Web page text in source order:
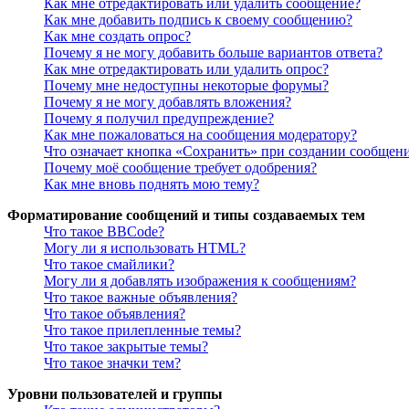
Как мне добавить подпись к своему сообщению?
Как мне создать опрос?
Почему я не могу добавить больше вариантов ответа?
Как мне отредактировать или удалить опрос?
Почему мне недоступны некоторые форумы?
Почему я не могу добавлять вложения?
Почему я получил предупреждение?
Как мне пожаловаться на сообщения модератору?
Что означает кнопка «Сохранить» при создании
Почему моё сообщение требует одобрения?
Как мне вновь поднять мою тему?
Форматирование сообщений и типы создаваемых тем
Что такое BBCode?
Могу ли я использовать HTML?
Что такое смайлики?
Могу ли я добавлять изображения к сообщениям?
Что такое важные объявления?
Что такое объявления?
Что такое прилепленные темы?
Что такое закрытые темы?
Что такое значки тем?
Уровни пользователей и группы